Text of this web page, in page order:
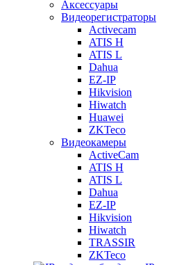
Аксессуары
Видеорегистраторы
Activecam
ATIS H
ATIS L
Dahua
EZ-IP
Hikvision
Hiwatch
Huawei
ZKTeco
Видеокамеры
ActiveCam
ATIS H
ATIS L
Dahua
EZ-IP
Hikvision
Hiwatch
TRASSIR
ZKTeco